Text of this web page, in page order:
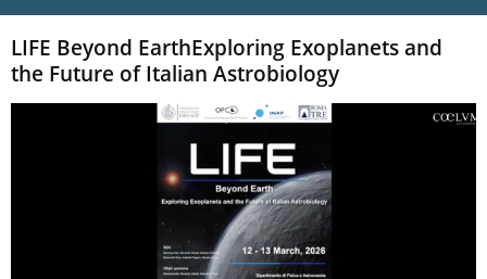
LIFE Beyond EarthExploring Exoplanets and
the Future of Italian Astrobiology